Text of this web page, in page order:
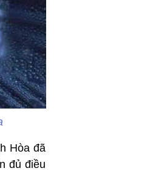
Hòa đã
đủ điều